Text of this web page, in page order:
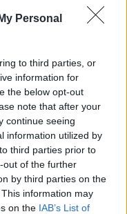
Personal
to third parties, or
information for
the below opt-out
note that after your
continue seeing
information utilized by
third parties prior to
out of the further
by third parties on the
information may
on the IAB’s List of
se llevaron dinero y
fueron
polígono Fuente
en un coche
se cebó con el
bebidas y dinero.
dieron un
cerca de la caseta
a la espalda.